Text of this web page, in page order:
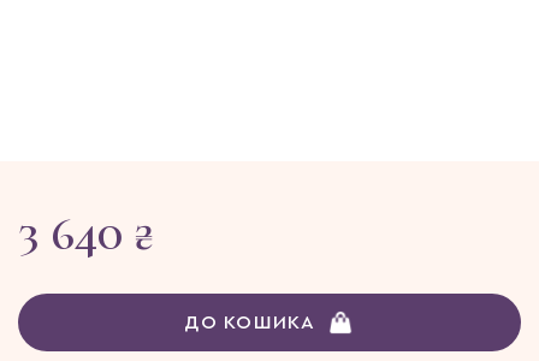
3 640 ₴
ДО КОШИКА